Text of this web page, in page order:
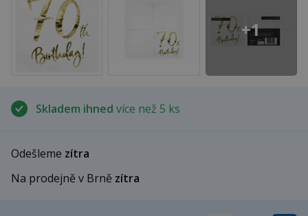
Skladem ihned více než 5 ks
Odešleme zítra
Na prodejně v Brně zítra
+1